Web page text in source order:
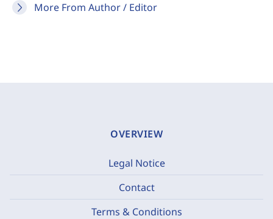
More From Author / Editor
OVERVIEW
Legal Notice
Contact
Terms & Conditions